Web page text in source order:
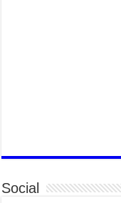
ТӨРИЙН ДАЛБААНЫ
2026 оны 7 сар 14 / 17 цаг
Social